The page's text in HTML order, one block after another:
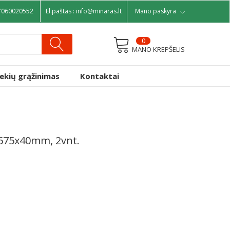
Mano paskyra
El.paštas : info@minaras.lt
MANO KREPŠELIS
0
grąžinimas Kontaktai
2vnt.